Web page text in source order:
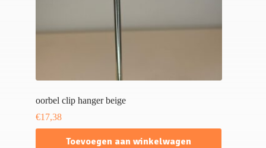
oorbel clip hanger beige
€17,38
Toevoegen aan winkelwagen